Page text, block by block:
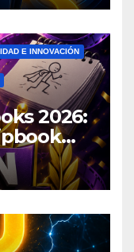
E INNOVACIÓN
2026: